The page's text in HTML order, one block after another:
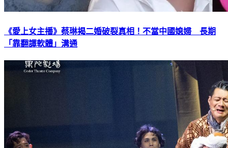
《愛上女主播》蔡琳揭二婚破裂真相！不當中國媳婦 長期
「靠翻譯軟體」溝通